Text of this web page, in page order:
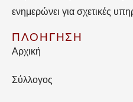
ενημερώνει για σχετικές
ΠΛΟΗΓΗΣΗ
Αρχική
Σύλλογος